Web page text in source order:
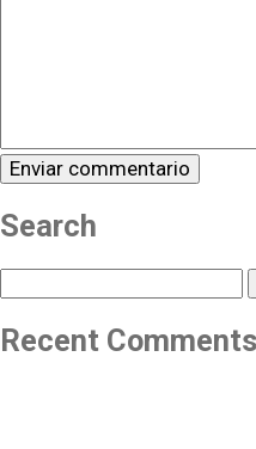
Search
Recent Comments